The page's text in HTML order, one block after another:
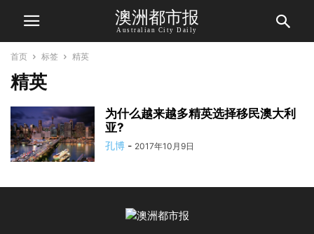
澳洲都市报
Australian City Daily
首页 标签 精英
精英
为什么越来越多精英选择移民澳大利
亚?
孔博 - 2017年10月9日